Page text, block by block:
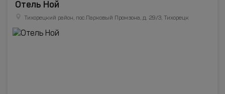
Отель Ной
Тихорецкий район, пос.Парковый Промзона, д. 29/3, Тихорецк